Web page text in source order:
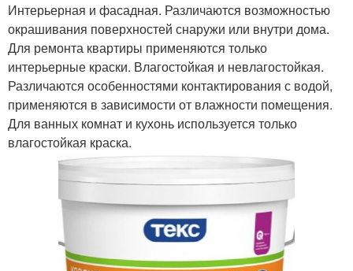
Краски на водной
основе
Декоративная краска
Декоративные краски Фактурная краска
Краска для внутренней
отделки
Краска для наружных
работ
Интерьерная и фасадная. Различаются возможностью
окрашивания поверхностей снаружи или внутри дома.
Для ремонта квартиры применяются только
интерьерные краски. Влагостойкая и невлагостойкая.
Различаются особенностями контактирования с водой,
применяются в зависимости от влажности помещения.
Для ванных комнат и кухонь используется только
влагостойкая краска.